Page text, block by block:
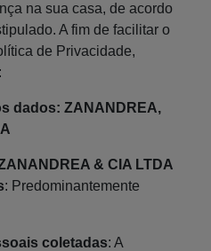
na sua casa, de acordo
A fim de facilitar o
de Privacidade,
dados: ZANANDREA,
& CIA LTDA
: Predominantemente
coletadas: A